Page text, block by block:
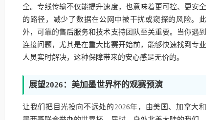
全。专线传输不仅能提升速度，也意味着更可控、更安全
的路径，减少了数据在公网中被干扰或窥探的风险。此
外，可靠的售后服务和技术支持团队至关重要。当你遇到
连接问题，尤其是在重大比赛开始前，能够快速找到专业
人员实时解决，这种保障带来的安心感是无价的。
展望2026：美加墨世界杯的观赛预演
让我们把目光投向不远处的2026年，由美国、加拿大和